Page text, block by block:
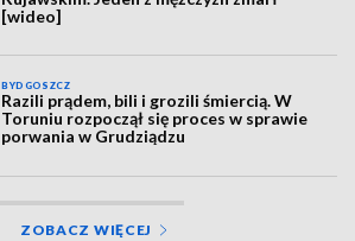
[wideo]
BYDGOSZCZ
Razili prądem, bili i grozili śmiercią. W
Toruniu rozpoczął się proces w sprawie
porwania w Grudziądzu
ZOBACZ WIĘCEJ